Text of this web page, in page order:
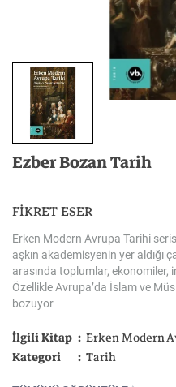
EzberBozanTarih
FİKRET ESER
Erken Modern Avrupa Tarihi
aşkın akademisyenin yer aldığı
arasında toplumlar, ekonomiler,
Özellikle Avrupa’da İslam ve
bozuyor
İlgili Kitap
Kategori
Tarih